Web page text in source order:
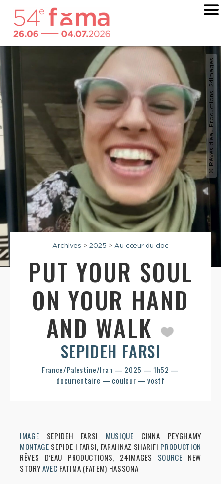
© Rêves d’eau Productions. 24Images
Archives > 2025 > Au cœur du doc
PUT YOUR SOUL
ON YOUR HAND
AND WALK
SEPIDEH FARSI
France/Palestine/Iran — 2025 — 1h52 —
documentaire — couleur — vostf
IMAGE SEPIDEH FARSI MUSIQUE CINNA PEYGHAMY
MONTAGE SEPIDEH FARSI, FARAHNAZ SHARIFI PRODUCTION
RÊVES D’EAU PRODUCTIONS, 24IMAGES SOURCE NEW
STORYAVEC FATIMA (FATEM) HASSONA